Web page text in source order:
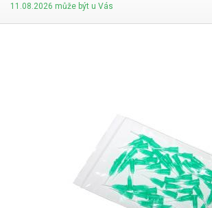
11.08.2026 může být u Vás